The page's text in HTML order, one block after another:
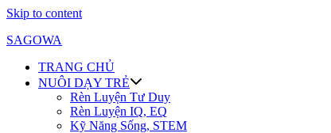
Skip to content
SAGOWA
TRANG CHỦ
NUÔI DẠY TRẺ
Rèn Luyện Tư Duy
Rèn Luyện IQ, EQ
Kỹ Năng Sống, STEM